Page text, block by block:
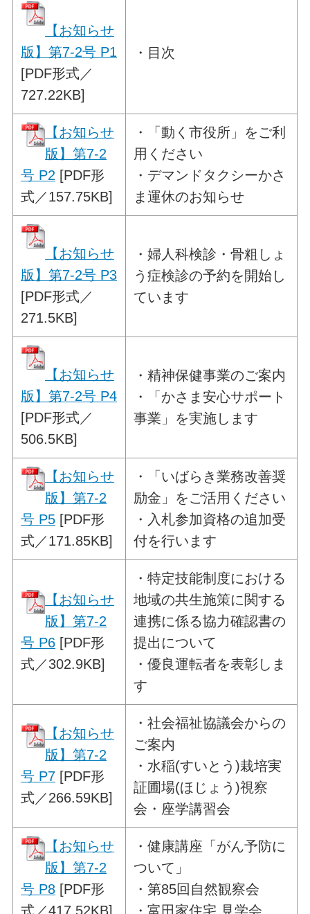
【お知らせ
版】第7-2号 P1
[PDF形式／
727.22KB]
・目次
【お知らせ
版】第7-2
号 P2 [PDF形
式／157.75KB]
・
「動く市役所」をご利
用ください
・デマンドタクシーかさ
ま運休のお知らせ
【お知らせ
版】第7-2号 P3
[PDF形式／
271.5KB]
・婦人科検診・骨粗しょ
う症検診の予約を開始し
ています
【お知らせ
版】第7-2号 P4
[PDF形式／
506.5KB]
・精神保健事業のご案内
・「かさま安心サポート
事業」を実施します
【お知らせ
版】第7-2
号 P5 [PDF形
式／171.85KB]
・
「いばらき業務改善奨
励金」をご活用ください
・入札参加資格の追加受
付を行います
【お知らせ
版】第7-2
号 P6 [PDF形
式／302.9KB]
・特定技能制度における
地域の共生施策に関する
連携に係る協力確認書の
提出について
・優良運転者を表彰しま
す
【お知らせ
版】第7-2
号 P7 [PDF形
式／266.59KB]
・社会福祉協議会からの
ご案内
・水稲(すいとう)栽培実
証圃場(ほじょう)視察
会・座学講習会
【お知らせ
版】第7-2
号 P8 [PDF形
式／417.52KB]
・健康講座「がん予防に
ついて」
・第85回自然観察会
・富田家住宅 見学会